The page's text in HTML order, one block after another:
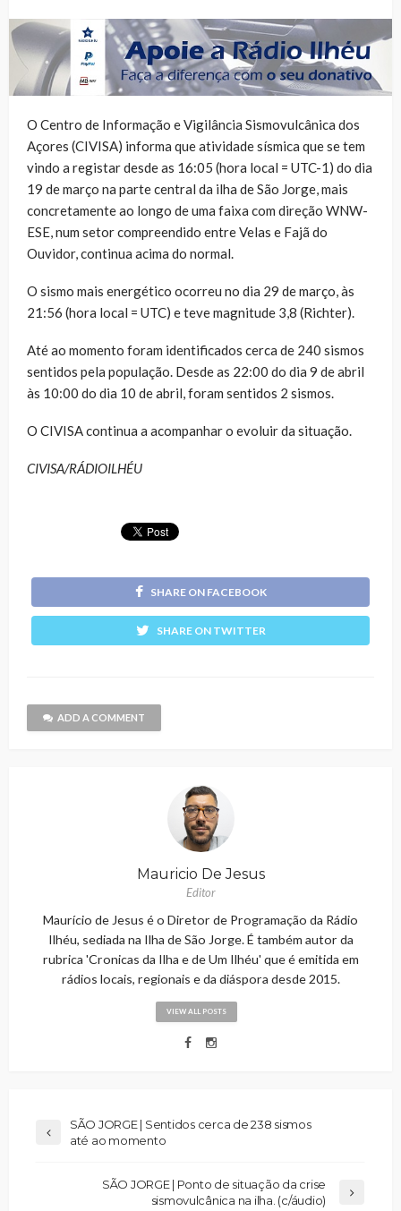
O Centro de Informação e Vigilância Sismovulcânica dos
Açores (CIVISA) informa que atividade sísmica que se tem
vindo a registar desde as 16:05 (hora local = UTC-1) do dia
19 de março na parte central da ilha de São Jorge, mais
concretamente ao longo de uma faixa com direção WNW-
ESE, num setor compreendido entre Velas e Fajã do
Ouvidor, continua acima do normal.
O sismo mais energético ocorreu no dia 29 de março, às
21:56 (hora local = UTC) e teve magnitude 3,8 (Richter).
Até ao momento foram identificados cerca de 240 sismos
sentidos pela população. Desde as 22:00 do dia 9 de abril
às 10:00 do dia 10 de abril, foram sentidos 2 sismos.
O CIVISA continua a acompanhar o evoluir da situação.​
CIVISA/RÁDIOILHÉU
SHARE ON FACEBOOK
SHARE ON TWITTER
ADD A COMMENT
Mauricio De Jesus
Editor
Maurício de Jesus é o Diretor de Programação da Rádio
Ilhéu, sediada na Ilha de São Jorge. É também autor da
rubrica 'Cronicas da Ilha e de Um Ilhéu' que é emitida em
rádios locais, regionais e da diáspora desde 2015.
VIEW ALL POSTS
SÃO JORGE | Sentidos cerca de 238 sismos
até ao momento
SÃO JORGE | Ponto de situação da crise
sismovulcânica na ilha. (c/áudio)